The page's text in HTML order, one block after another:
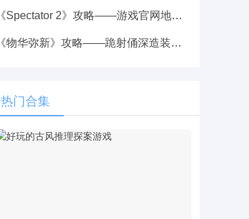
《Spectator 2》攻略——游戏官网地址介绍
《物华弥新》攻略——跪射俑深造装备搭配攻略
热门合集